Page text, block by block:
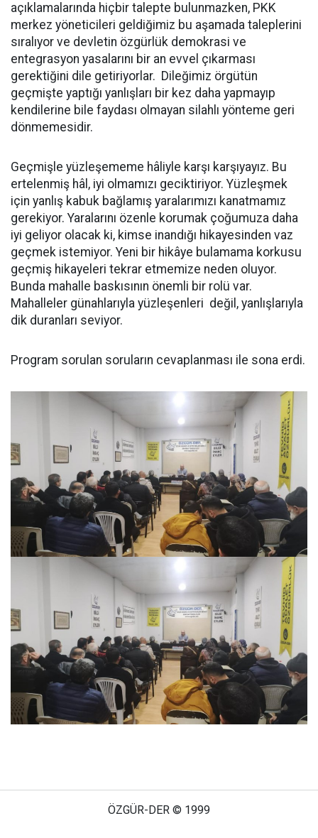
açıklamalarında hiçbir talepte bulunmazken, PKK
merkez yöneticileri geldiğimiz bu aşamada taleplerini
sıralıyor ve devletin özgürlük demokrasi ve
entegrasyon yasalarını bir an evvel çıkarması
gerektiğini dile getiriyorlar. Dileğimiz örgütün
geçmişte yaptığı yanlışları bir kez daha yapmayıp
kendilerine bile faydası olmayan silahlı yönteme geri
dönmemesidir.
Geçmişle yüzleşememe hâliyle karşı karşıyayız. Bu
ertelenmiş hâl, iyi olmamızı geciktiriyor. Yüzleşmek
için yanlış kabuk bağlamış yaralarımızı kanatmamız
gerekiyor. Yaralarını özenle korumak çoğumuza daha
iyi geliyor olacak ki, kimse inandığı hikayesinden vaz
geçmek istemiyor. Yeni bir hikâye bulamama korkusu
geçmiş hikayeleri tekrar etmemize neden oluyor.
Bunda mahalle baskısının önemli bir rolü var.
Mahalleler günahlarıyla yüzleşenleri değil, yanlışlarıyla
dik duranları seviyor.
Program sorulan soruların cevaplanması ile sona erdi.
ÖZGÜR-DER © 1999